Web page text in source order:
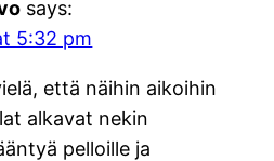
says:
5:32 pm
että näihin aikoihin
alkavat nekin
pelloille ja